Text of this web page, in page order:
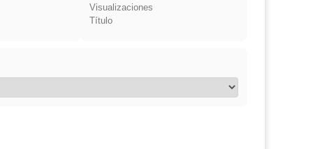
Visualizaciones
Título